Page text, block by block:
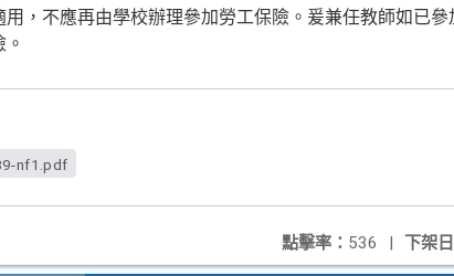
，不應再由學校辦理參加勞工保險。爰兼任教師如已
nf1.pdf
下架
點擊率： 536 |